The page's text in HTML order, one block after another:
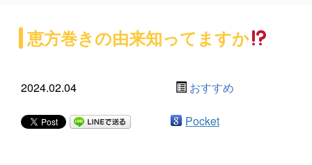
恵方巻きの由来知ってますか
2024.02.04 おすすめ
Pocket